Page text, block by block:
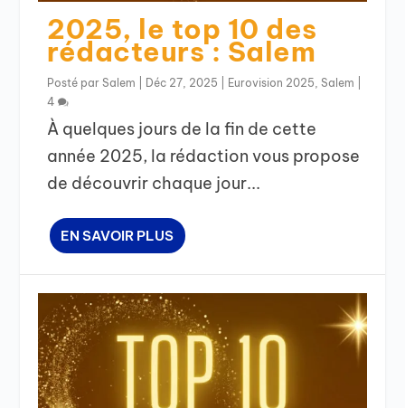
2025, le top 10 des
rédacteurs : Salem
Posté parSalem Déc 27, 2025 Eurovision 2025 ,Salem
4
À quelques jours de la fin de cette
année 2025, la rédaction vous propose
de découvrir chaque jour...
EN SAVOIR PLUS